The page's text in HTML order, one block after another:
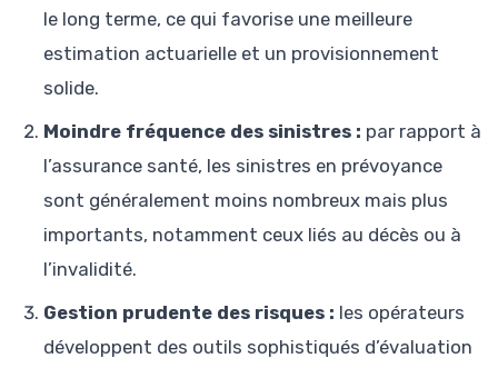
le long terme, ce qui favorise une meilleure
estimation actuarielle et un provisionnement
solide.
Moindre fréquence des sinistres : par rapport à
l’assurance santé, les sinistres en prévoyance
sont généralement moins nombreux mais plus
importants, notamment ceux liés au décès ou à
l’invalidité.
Gestion prudente des risques : les opérateurs
développent des outils sophistiqués d’évaluation